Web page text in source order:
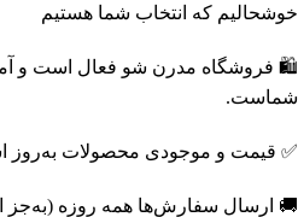
خوشحالیم که انتخاب شما هستیم
🛍️ فروشگاه مدرن شو فعال است و
شماست.
✅ قیمت و موجودی محصولات به‌روز
🚚 ارسال سفارش‌ها همه روزه (به‌جز